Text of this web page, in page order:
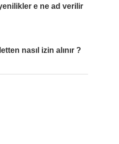
e ne ad verilir
nasıl izin alınır ?